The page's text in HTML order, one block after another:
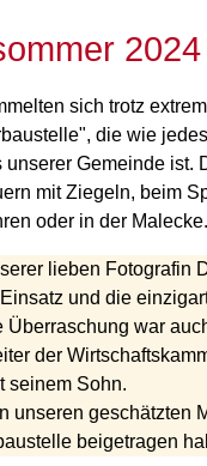
sich trotz
die wie
unserer Gemeinde ist.
mit Ziegeln, beim
oder in der Malecke.
lieben Fotografin
und die
Überraschung war
der
seinem Sohn.
unseren geschätzten
beigetragen